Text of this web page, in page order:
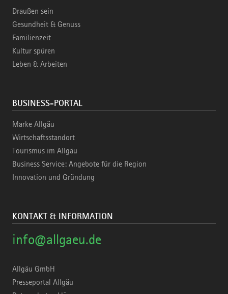
Draußen sein
Gesundheit & Genuss
Familienzeit
Kultur spüren
Leben & Arbeiten
BUSINESS-PORTAL
Marke Allgäu
Wirtschaftsstandort
Tourismus im Allgäu
Business Service: Angebote für die Region
Innovation und Gründung
KONTAKT & INFORMATION
info@allgaeu.de
Allgäu GmbH
Presseportal Allgäu